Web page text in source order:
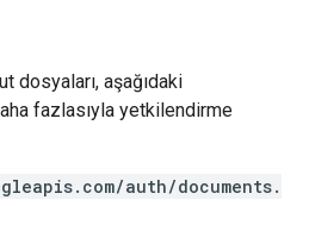
dosyaları, aşağıdaki
fazlasıyla yetkilendirme
auth/documents.